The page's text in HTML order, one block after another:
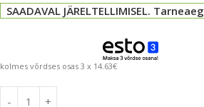
SAADAVAL JÄRELTELLIMISEL.
kolmes võrdses osas 3 x 14.63€